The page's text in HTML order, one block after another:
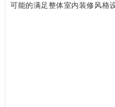
可能的满足整体室内装修风格设